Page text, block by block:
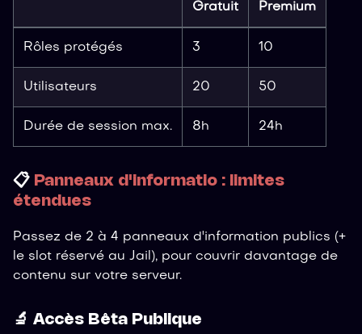
Gratuit Premium
Rôles protégés 3 10
Utilisateurs 20 50
Durée de session max. 8h 24h
📋 Panneaux d'informatio : limites
étendues
Passez de 2 à 4 panneaux d'information publics (+
le slot réservé au Jail), pour couvrir davantage de
contenu sur votre serveur.
🔬 Accès Bêta Publique